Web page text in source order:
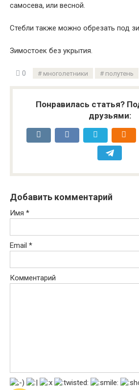
самосева, или весной.
Стебли также можно обрезать под
Зимостоек без укрытия.
0 многолетники полутень
Понравилась статья?
друзьями:
Добавить комментарий
Имя *
Email *
Комментарий